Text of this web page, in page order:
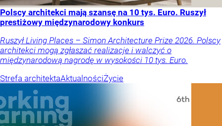
Polscy architekci mają szansę na 10 tys. Euro. Ruszył
prestiżowy międzynarodowy konkurs
Ruszył Living Places – Simon Architecture Prize 2026. Polscy
architekci mogą zgłaszać realizacje i walczyć o
międzynarodową nagrodę w wysokości 10 tys. Euro.
Strefa architektaAktualnościŻycie